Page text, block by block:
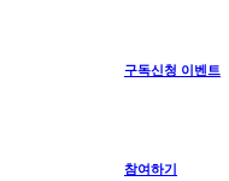
구독신청 이벤트
참여하기